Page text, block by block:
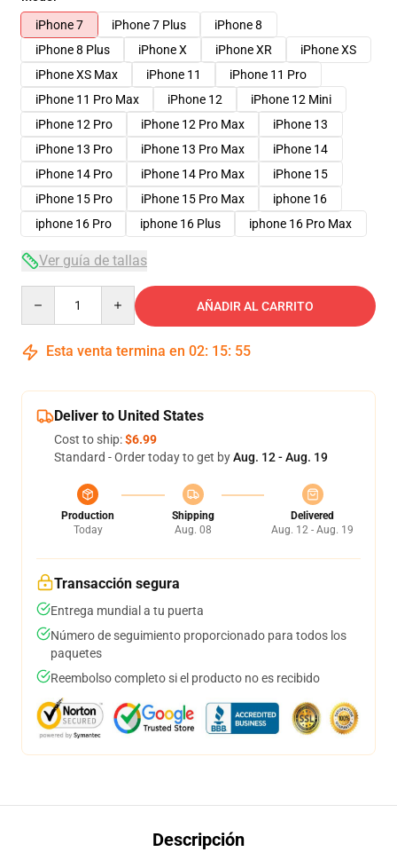
iPhone 7
iPhone 7 Plus
iPhone 8
iPhone 8 Plus
iPhone X iPhone XR
iPhone XS
iPhone XS Max
iPhone 11
iPhone 11 Pro
iPhone 11 Pro Max
iPhone 12
iPhone 12 Mini
iPhone 12 Pro
iPhone 12 Pro Max
iPhone 13
iPhone 13 Pro
iPhone 13 Pro Max
iPhone 14
iPhone 14 Pro
iPhone 14 Pro Max
iPhone 15
iPhone 15 Pro
iPhone 15 Pro Max
iphone 16
iphone 16 Pro
iphone 16 Plus iphone 16 Pro Max
Ver guía de tallas
AÑADIR AL CARRITO
Esta venta termina en 02: 15: 54
Deliver to United States
Cost to ship:$6.99
Standard - Order today to get byAug. 12 - Aug. 19
Production
Today
Shipping
Aug. 08
Delivered
Aug. 12 - Aug. 19
Transacción segura
Entrega mundial a tu puerta
Número de seguimiento proporcionado para todos los
paquetes
Reembolso completo si el producto no es recibido
Descripción